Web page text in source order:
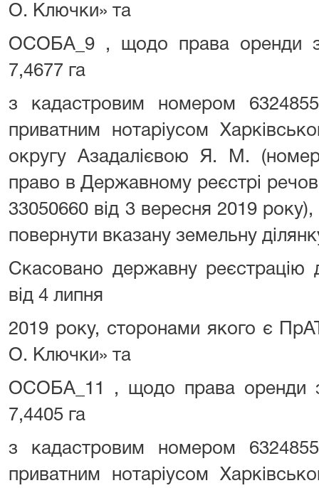
О. Ключки» та
ОСОБА_9 , щодо права оренди
7,4677 га
з кадастровим номером
приватним нотаріусом
округу Азадалієвою Я. М.
право в Державному реєстрі
33050660 від 3 вересня 2019 року),
повернути вказану земельну
Скасовано державну реєстрацію
від 4 липня
2019 року, сторонами якого є
О. Ключки» та
ОСОБА_11 , щодо права оренди
7,4405 га
з кадастровим номером
приватним нотаріусом